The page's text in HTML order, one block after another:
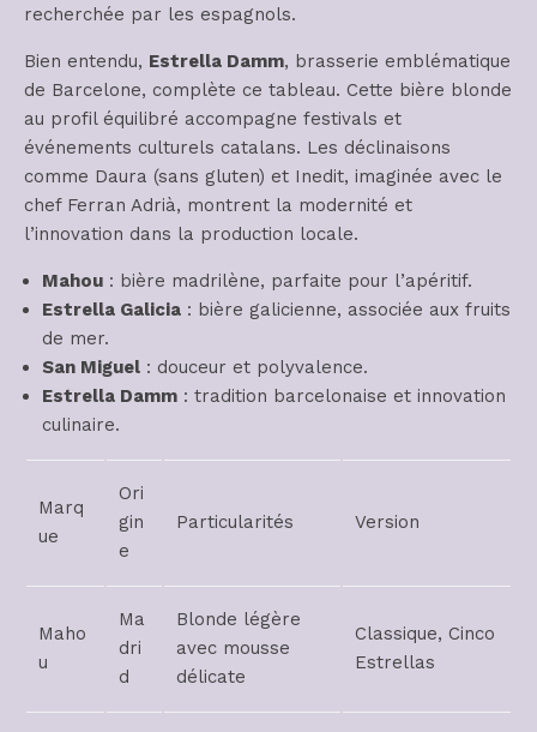
recherchée par les espagnols.
Bien entendu, Estrella Damm, brasserie emblématique
de Barcelone, complète ce tableau. Cette bière blonde
au profil équilibré accompagne festivals et
événements culturels catalans. Les déclinaisons
comme Daura (sans gluten) et Inedit, imaginée avec le
chef Ferran Adrià, montrent la modernité et
l’innovation dans la production locale.
Mahou : bière madrilène, parfaite pour l’apéritif.
Estrella Galicia : bière galicienne, associée aux fruits
de mer.
San Miguel : douceur et polyvalence.
Estrella Damm : tradition barcelonaise et innovation
culinaire.
Marq
ue
Ori
gin
e
Particularités Version
Maho
u
Ma
dri
d
Blonde légère
avec mousse
délicate
Classique, Cinco
Estrellas